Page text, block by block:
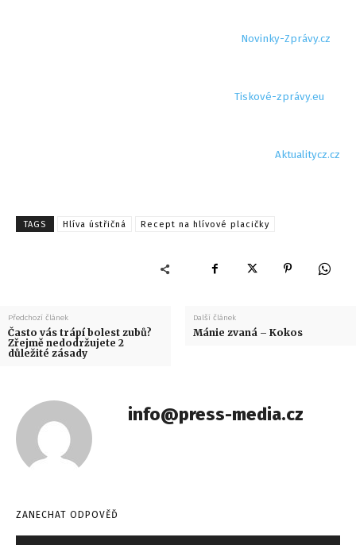
Novinky-Zprávy.cz
Tiskové-zprávy.eu
Aktualitycz.cz
TAGS Hlíva ústřičná Recept na hlívové placičky
Předchozí článek
Často vás trápí bolest zubů?
Zřejmě nedodržujete 2
důležité zásady
Další článek
Mánie zvaná – Kokos
info@press-media.cz
ZANECHAT ODPOVĚĎ